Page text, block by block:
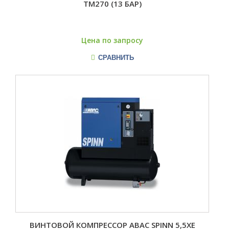
TM270 (13 БАР)
Цена по запросу
СРАВНИТЬ
ВИНТОВОЙ КОМПРЕССОР ABAC SPINN 5,5XE